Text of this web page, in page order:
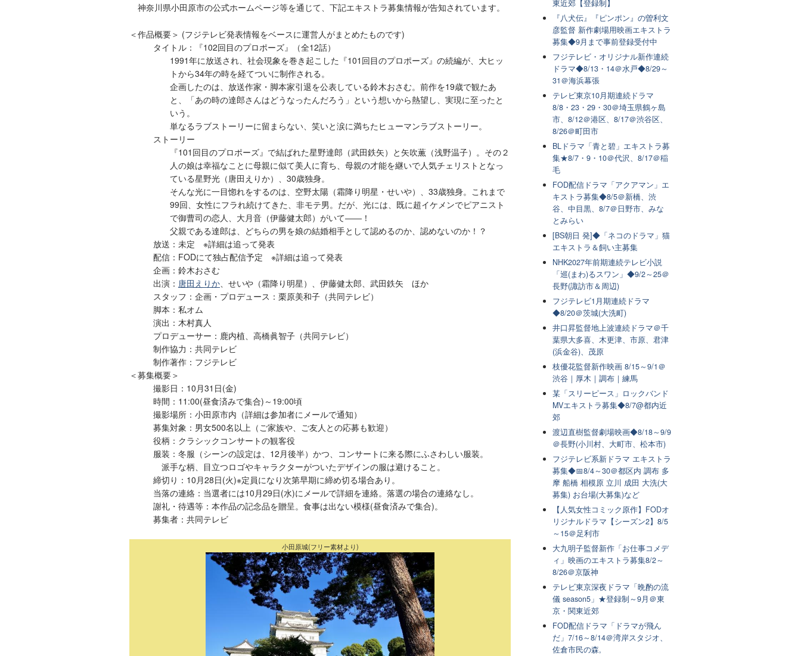
神奈川県小田原市の公式ホームページ等を通じて、下記エキストラ募集情報が告知されています。
＜作品概要＞ (フジテレビ発表情報をベースに運営人がまとめたものです)
タイトル：『102回目のプロポーズ』（全12話）
1991年に放送され、社会現象を巻き起こした『101回目のプロポーズ』の続編が、大ヒッ
トから34年の時を経てついに制作される。
企画したのは、放送作家・脚本家引退を公表している鈴木おさむ。前作を19歳で観たあ
と、「あの時の達郎さんはどうなったんだろう」という想いから熱望し、実現に至ったと
いう。
単なるラブストーリーに留まらない、笑いと涙に満ちたヒューマンラブストーリー。
ストーリー
『101回目のプロポーズ』で結ばれた星野達郎（武田鉄矢）と矢吹薫（浅野温子）。その２
人の娘は幸福なことに母親に似て美人に育ち、母親の才能を継いで人気チェリストとなっ
ている星野光（唐田えりか）、30歳独身。
そんな光に一目惚れをするのは、空野太陽（霜降り明星・せいや）、33歳独身。これまで
99回、女性にフラれ続けてきた、非モテ男。だが、光には、既に超イケメンでピアニスト
で御曹司の恋人、大月音（伊藤健太郎）がいて――！
父親である達郎は、どちらの男を娘の結婚相手として認めるのか、認めないのか！？
放送：未定 ※詳細は追って発表
配信：FODにて独占配信予定 ※詳細は追って発表
企画：鈴木おさむ
出演： 唐田えりか、せいや（霜降り明星）、伊藤健太郎、武田鉄矢 ほか
スタッフ：企画・プロデュース：栗原美和子（共同テレビ）
脚本：私オム
演出：木村真人
プロデューサー：鹿内植、高橋眞智子（共同テレビ）
制作協力：共同テレビ
制作著作：フジテレビ
＜募集概要＞
撮影日：10月31日(金)
時間：11:00(昼食済みで集合)～19:00頃
撮影場所：小田原市内（詳細は参加者にメールで通知）
募集対象：男女500名以上（ご家族や、ご友人との応募も歓迎）
役柄：クラシックコンサートの観客役
服装：冬服（シーンの設定は、12月後半）かつ、コンサートに来る際にふさわしい服装。
派手な柄、目立つロゴやキャラクターがついたデザインの服は避けること。
締切り：10月28日(火)※定員になり次第早期に締め切る場合あり。
当落の連絡：当選者には10月29日(水)にメールで詳細を連絡。落選の場合の連絡なし。
謝礼・待遇等：本作品の記念品を贈呈。食事は出ない模様(昼食済みで集合)。
募集者：共同テレビ
小田原城(フリー素材より)
東近郊【登録制】
『八犬伝』『ピンポン』の曽利文
彦監督 新作劇場用映画エキストラ
募集◆9月まで事前登録受付中
フジテレビ・オリジナル新作連続
ドラマ◆8/13・14＠水戸◆8/29～
31＠海浜幕張
テレビ東京10月期連続ドラマ
8/8・23・29・30＠埼玉県鶴ヶ島
市、8/12＠港区、8/17＠渋谷区、
8/26＠町田市
BLドラマ「青と碧」エキストラ募
集★8/7・9・10＠代沢、8/17＠稲
毛
FOD配信ドラマ「アクアマン」エ
キストラ募集◆8/5＠新橋、渋
谷、中目黒、8/7＠日野市、みな
とみらい
[BS朝日 発]◆「ネコのドラマ」猫
エキストラ＆飼い主募集
NHK2027年前期連続テレビ小説
「巡(まわ)るスワン」◆9/2～25＠
長野(諏訪市＆周辺)
フジテレビ1月期連続ドラマ
◆8/20＠茨城(大洗町)
井口昇監督地上波連続ドラマ＠千
葉県大多喜、木更津、市原、君津
(浜金谷)、茂原
枝優花監督新作映画 8/15～9/1＠
渋谷｜厚木｜調布｜練馬
某「スリーピース」ロックバンド
MVエキストラ募集◆8/7@都内近
郊
渡辺直樹監督劇場映画◆8/18～9/9
＠長野(小川村、大町市、松本市)
フジテレビ系新ドラマ エキストラ
募集◆📅8/4～30＠都区内 調布 多
摩 船橋 相模原 立川 成田 大洗(大
募集) お台場(大募集)など
【人気女性コミック原作】FODオ
リジナルドラマ【シーズン2】8/5
～15＠足利市
大九明子監督新作「お仕事コメデ
ィ」映画のエキストラ募集8/2～
8/26＠京阪神
テレビ東京深夜ドラマ「晩酌の流
儀 season5」★登録制～9月＠東
京・関東近郊
FOD配信ドラマ「ドラマが飛ん
だ」7/16～8/14＠湾岸スタジオ、
佐倉市民の森,